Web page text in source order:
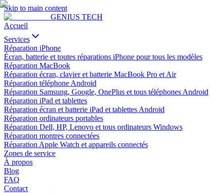
Skip to main content
GENIUS TECH
Accueil
Services
Réparation iPhone
Écran, batterie et toutes réparations iPhone pour tous les modèles
Réparation MacBook
Réparation écran, clavier et batterie MacBook Pro et Air
Réparation téléphone Android
Réparation Samsung, Google, OnePlus et tous téléphones Android
Réparation iPad et tablettes
Réparation écran et batterie iPad et tablettes Android
Réparation ordinateurs portables
Réparation Dell, HP, Lenovo et tous ordinateurs Windows
Réparation montres connectées
Réparation Apple Watch et appareils connectés
Zones de service
À propos
Blog
FAQ
Contact